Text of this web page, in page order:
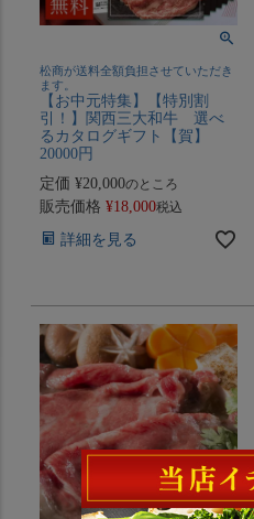
松商が送料全額負担させていただき
ます。
【お中元特集】【特別割
引！】関西三大和牛 選べ
るカタログギフト【賀】
20000円
定価 ¥20,000のところ
販売価格 ¥18,000税込
詳細を見る